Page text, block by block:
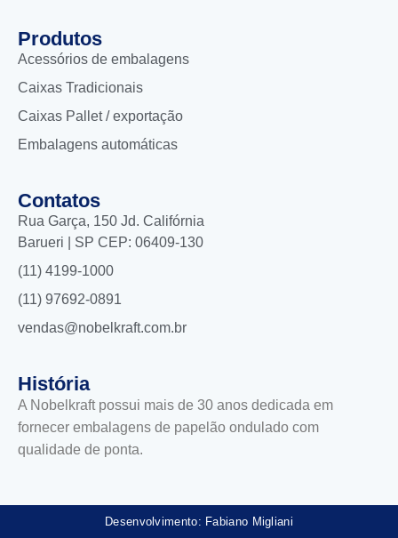
Produtos
Acessórios de embalagens
Caixas Tradicionais
Caixas Pallet / exportação
Embalagens automáticas
Contatos
Rua Garça, 150 Jd. Califórnia
Barueri | SP CEP: 06409-130
(11) 4199-1000
(11) 97692-0891
vendas@nobelkraft.com.br
História
A Nobelkraft possui mais de 30 anos dedicada em
fornecer embalagens de papelão ondulado com
qualidade de ponta.
Desenvolvimento: Fabiano Migliani